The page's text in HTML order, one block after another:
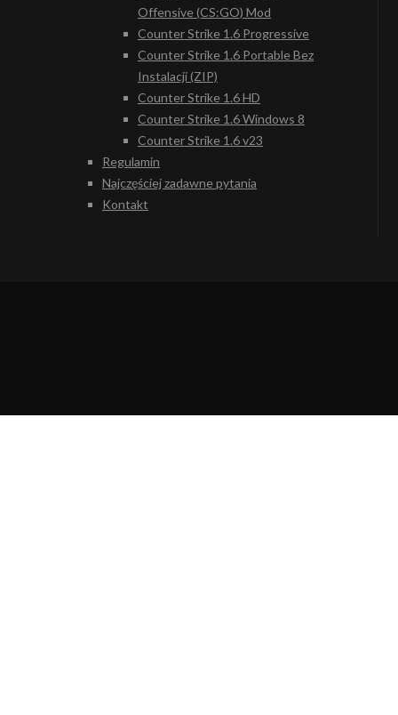
Offensive (CS:GO) Mod
Counter Strike 1.6 Progressive
Counter Strike 1.6 Portable Bez
Instalacji (ZIP)
Counter Strike 1.6 HD
Counter Strike 1.6 Windows 8
Counter Strike 1.6 v23
Regulamin
Najczęściej zadawne pytania
Kontakt